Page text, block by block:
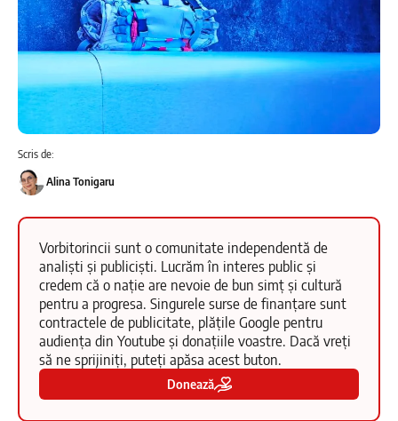
Scris de:
Alina Tonigaru
Vorbitorincii sunt o comunitate independentă de
analiști și publiciști. Lucrăm în interes public și
credem că o nație are nevoie de bun simț și cultură
pentru a progresa. Singurele surse de finanțare sunt
contractele de publicitate, plățile Google pentru
audiența din Youtube și donațiile voastre. Dacă vreți
să ne sprijiniți, puteți apăsa acest buton.
Donează